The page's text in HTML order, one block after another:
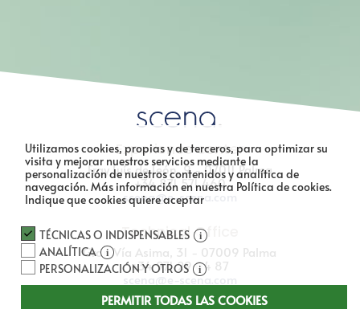
Experience center
Fray Luís de León, 9 - 07011 Palma
+34 871 571 460
scena@e-scena.com
Technical Office
Gran Vía Asima, 31 - 07009 Palma
+34 971 29 04 87
scena@e-scena.com
Utilizamos cookies, propias y de terceros, para optimizar su
visita y mejorar nuestros servicios mediante la
personalización de nuestros contenidos y analítica de
navegación.Más información en nuestra Política de cookies.
Indique que cookies quiere aceptar
TÉCNICAS O INDISPENSABLES
ANALÍTICA
PERSONALIZACIÓN Y OTROS
PERMITIR TODAS LAS COOKIES